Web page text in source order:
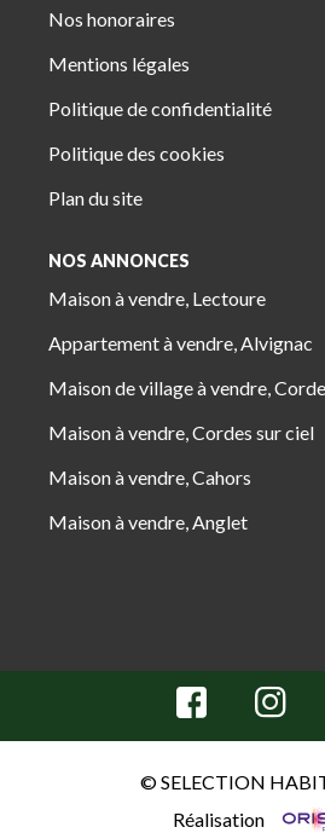
Nos honoraires
Mentions légales
Politique de confidentialité
Politique des cookies
Plan du site
NOS ANNONCES
Maison à vendre, Lectoure
Appartement à vendre, Alvignac
Maison de village à vendre,
Maison à vendre, Cordes sur ciel
Maison à vendre, Cahors
Maison à vendre, Anglet
© SELECTION
Réalisation